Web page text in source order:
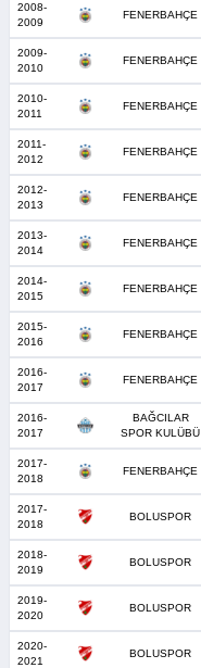
2008-
2009
FENERBAHÇE
2009-
2010
FENERBAHÇE
2010-
2011
FENERBAHÇE
2011-
2012
FENERBAHÇE
2012-
2013
FENERBAHÇE
2013-
2014
FENERBAHÇE
2014-
2015
FENERBAHÇE
2015-
2016
FENERBAHÇE
2016-
2017
FENERBAHÇE
2016-
2017
BAĞCILAR
SPOR KULÜBÜ
2017-
2018
FENERBAHÇE
2017-
2018
BOLUSPOR
2018-
2019
BOLUSPOR
2019-
2020
BOLUSPOR
2020-
2021
BOLUSPOR